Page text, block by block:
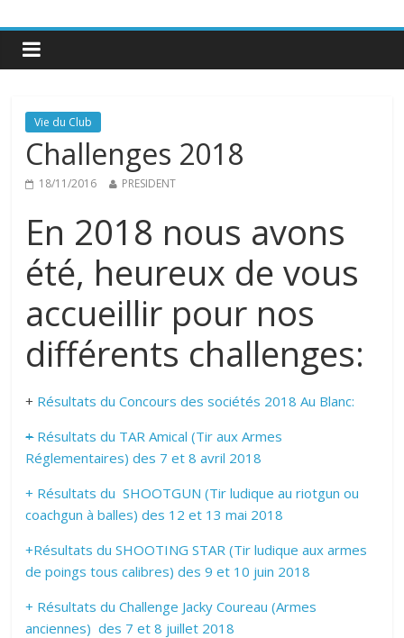
Vie du Club
Challenges 2018
18/11/2016 PRESIDENT
En 2018 nous avons
été, heureux de vous
accueillir pour nos
différents challenges:
+ Résultats du Concours des sociétés 2018 Au Blanc:
+Résultats du TAR Amical (Tir aux Armes
Réglementaires) des 7 et 8 avril 2018
+ Résultats du SHOOTGUN (Tir ludique au riotgun ou
coachgun à balles) des 12 et 13 mai 2018
+Résultats du SHOOTING STAR (Tir ludique aux armes
de poings tous calibres) des 9 et 10 juin 2018
+ Résultats du Challenge Jacky Coureau (Armes
anciennes) des 7 et 8 juillet 2018